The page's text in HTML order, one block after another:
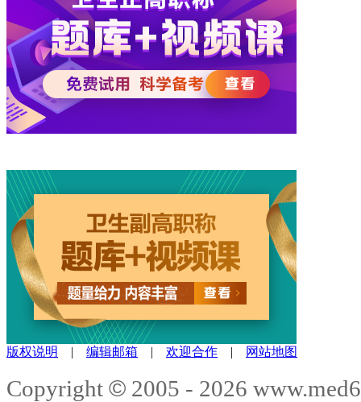
版权说明 | 编辑邮箱 | 欢迎合作 | 网站地图
Copyright © 2005 - 2026